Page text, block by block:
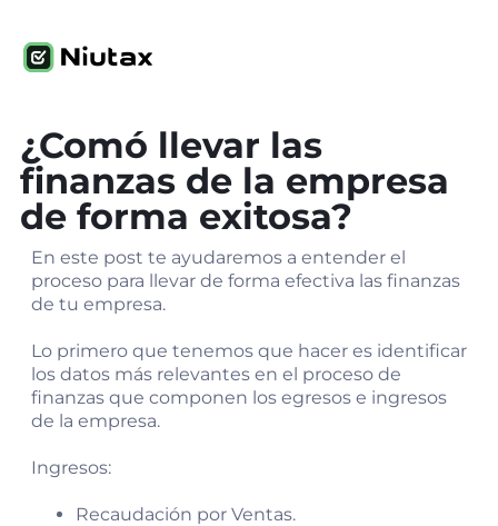
¿Comó llevar las
finanzas de la empresa
de forma exitosa?
En este post te ayudaremos a entender el
proceso para llevar de forma efectiva las finanzas
de tu empresa.
Lo primero que tenemos que hacer es identificar
los datos más relevantes en el proceso de
finanzas que componen los egresos e ingresos
de la empresa.
Ingresos:
Recaudación por Ventas.